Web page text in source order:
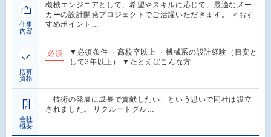
仕事
内容
機械エンジニアとして、希望やスキルに応じて、最適なメー
カーの設計開発プロジェクトでご活躍いただきます。 ＜おす
すめポイント…
応募
資格
必須
▼必須条件 ・高校卒以上 ・機械系の設計経験（目安と
して3年以上） ▼たとえばこんな方…
会社
概要
「技術の発展に成長で貢献したい」という思いで同社は設立
されました。 リクルートグル…